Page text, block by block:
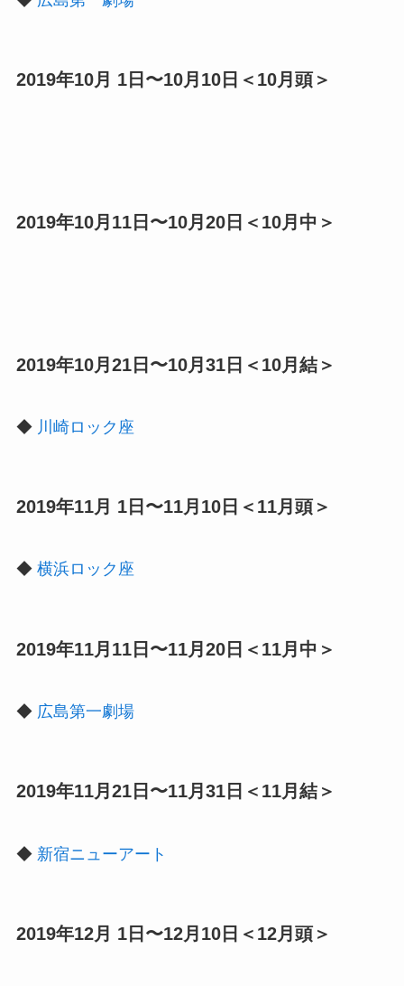
2019年10月 1日〜10月10日＜10月頭＞
2019年10月11日〜10月20日＜10月中＞
2019年10月21日〜10月31日＜10月結＞
◆ 川崎ロック座
2019年11月 1日〜11月10日＜11月頭＞
◆ 横浜ロック座
2019年11月11日〜11月20日＜11月中＞
◆ 広島第一劇場
2019年11月21日〜11月31日＜11月結＞
◆ 新宿ニューアート
2019年12月 1日〜12月10日＜12月頭＞